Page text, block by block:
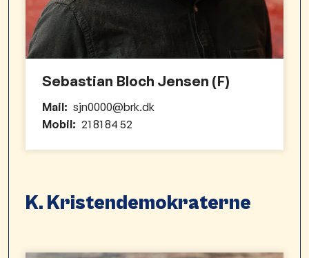
Sebastian Bloch Jensen (F)
Mail: sjn0000@brk.dk
Mobil: 21 81 84 52
K. Kristendemokraterne